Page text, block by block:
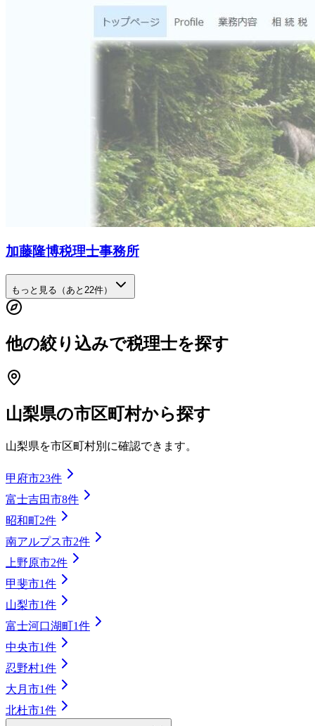
加藤隆博税理士事務所
もっと見る（あと 22件）
他の絞り込みで税理士を探す
山梨県の市区町村から探す
山梨県を市区町村別に確認できます。
甲府市23件
富士吉田市8件
昭和町2件
南アルプス市2件
上野原市2件
甲斐市1件
山梨市1件
富士河口湖町1件
中央市1件
忍野村1件
大月市1件
北杜市1件